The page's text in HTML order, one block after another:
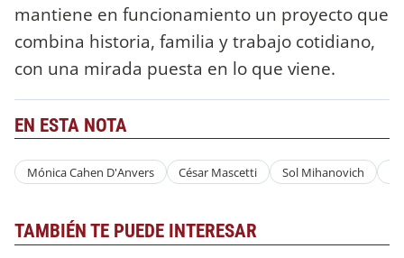
mantiene en funcionamiento un proyecto que
combina historia, familia y trabajo cotidiano,
con una mirada puesta en lo que viene.
EN ESTA NOTA
Mónica Cahen D'Anvers César Mascetti Sol Mihanovich
TAMBIÉN TE PUEDE INTERESAR